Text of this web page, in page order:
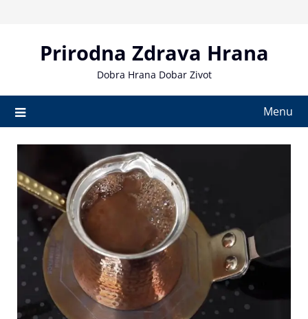
Prirodna Zdrava Hrana
Dobra Hrana Dobar Zivot
Menu